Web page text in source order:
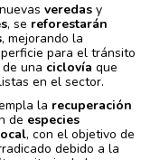
veredas y
, se reforestarán
, mejorando la
para el tránsito
una ciclovía que
en el sector.
la recuperación
de especies
, con el objetivo de
debido a la